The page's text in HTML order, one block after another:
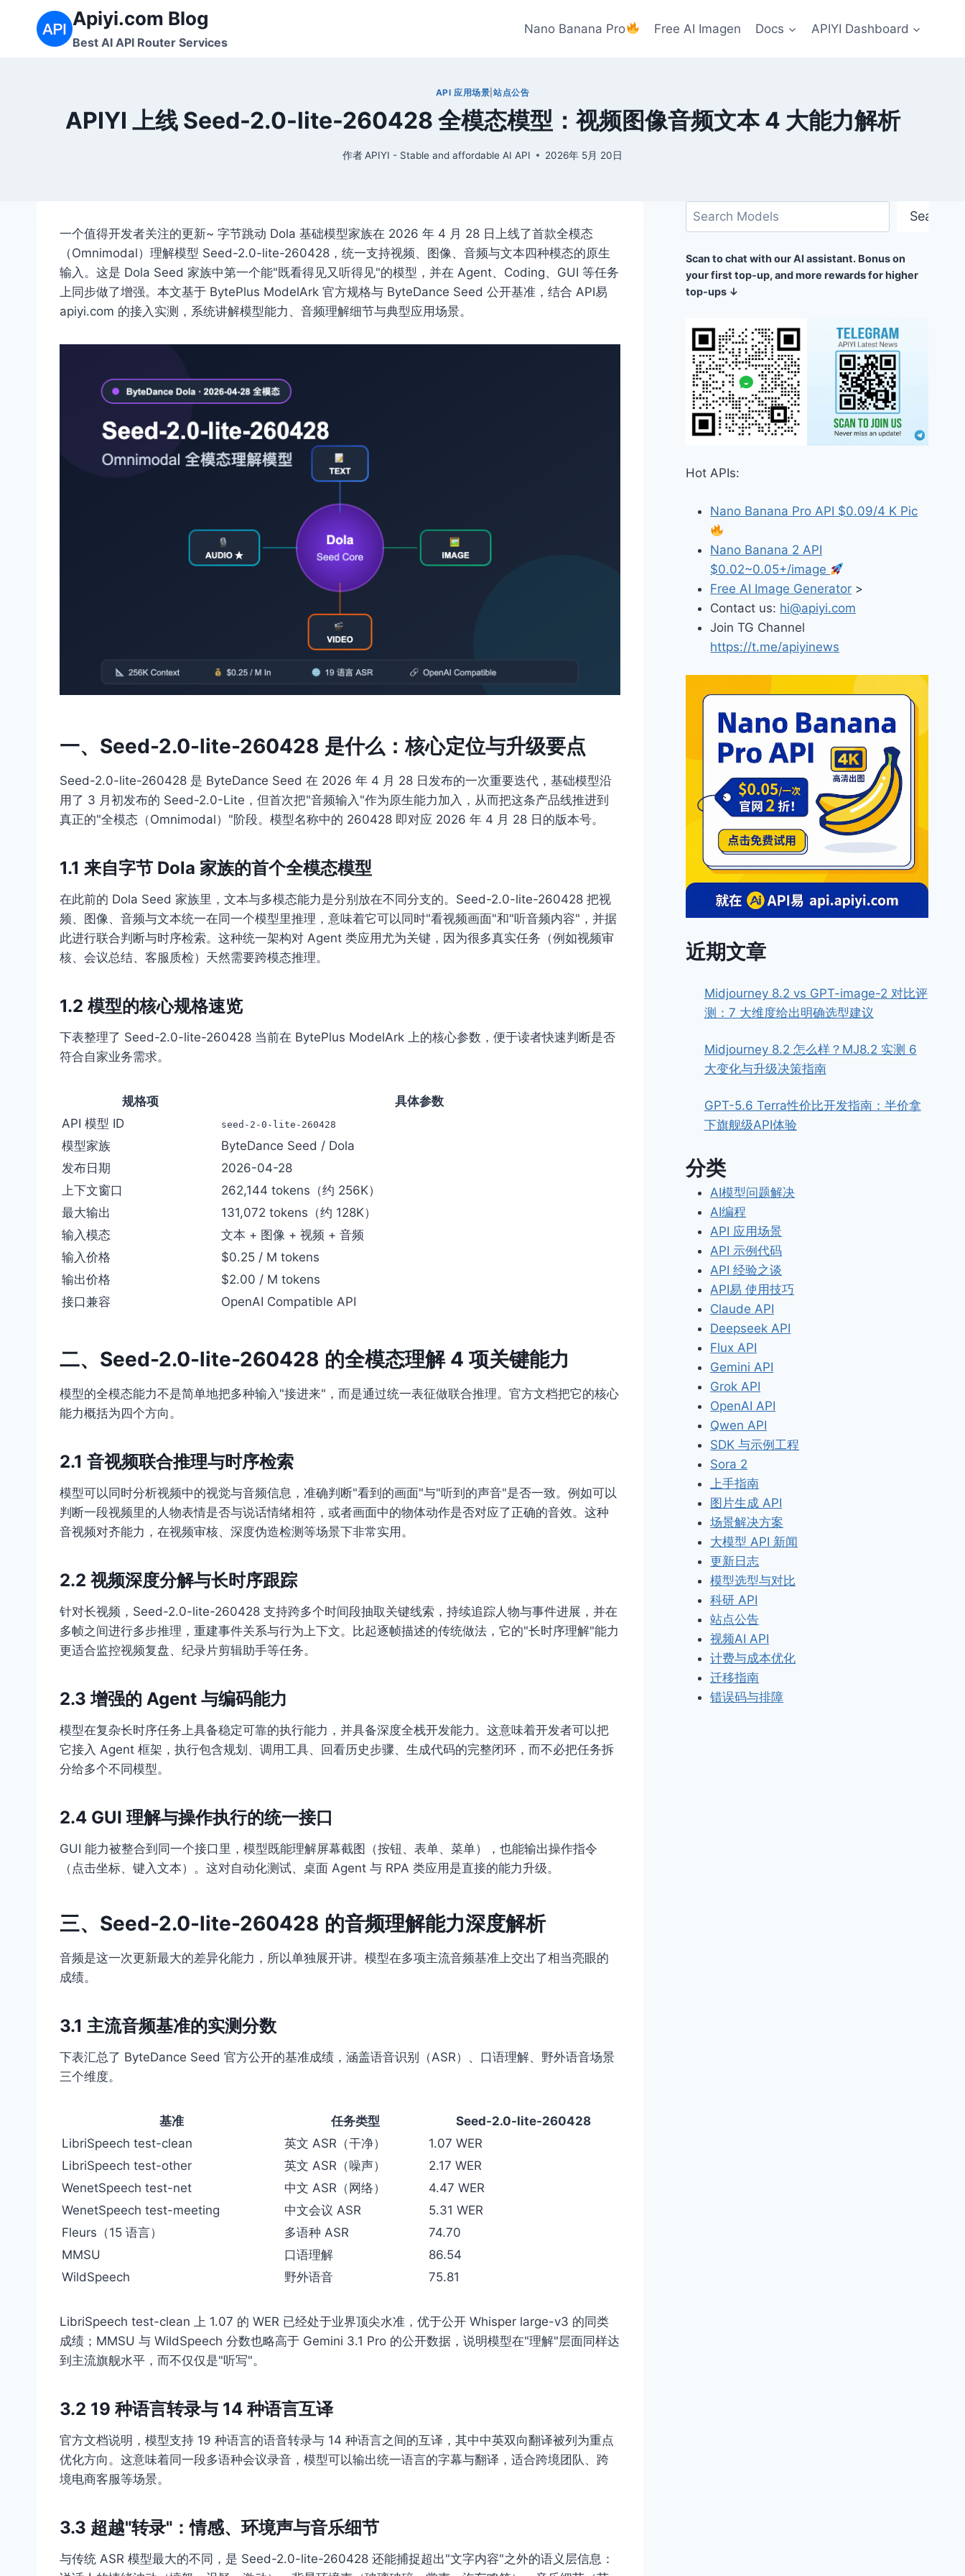
Apiyi.com Blog
Best AI API Router Services
Nano Banana Pro Free AI Imagen Docs APIYI Dashboard
API 应用场景 站点公告
APIYI 上线 Seed-2.0-lite-260428 全模态模型：视频图像音频文本 4 大能力解析
作者 APIYI - Stable and affordable AI API 2026年 5月 20日
一个值得开发者关注的更新~ 字节跳动 Dola 基础模型家族在 2026 年 4 月 28 日上线了首款全模态
（Omnimodal）理解模型 Seed-2.0-lite-260428，统一支持视频、图像、音频与文本四种模态的原生
输入。这是 Dola Seed 家族中第一个能"既看得见又听得见"的模型，并在 Agent、Coding、GUI 等任务
上同步做了增强。本文基于 BytePlus ModelArk 官方规格与 ByteDance Seed 公开基准，结合 API易
apiyi.com 的接入实测，系统讲解模型能力、音频理解细节与典型应用场景。
一、Seed-2.0-lite-260428 是什么：核心定位与升级要点
Seed-2.0-lite-260428 是 ByteDance Seed 在 2026 年 4 月 28 日发布的一次重要迭代，基础模型沿
用了 3 月初发布的 Seed-2.0-Lite，但首次把"音频输入"作为原生能力加入，从而把这条产品线推进到
真正的"全模态（Omnimodal）"阶段。模型名称中的 260428 即对应 2026 年 4 月 28 日的版本号。
1.1 来自字节 Dola 家族的首个全模态模型
在此前的 Dola Seed 家族里，文本与多模态能力是分别放在不同分支的。Seed-2.0-lite-260428 把视
频、图像、音频与文本统一在同一个模型里推理，意味着它可以同时"看视频画面"和"听音频内容"，并据
此进行联合判断与时序检索。这种统一架构对 Agent 类应用尤为关键，因为很多真实任务（例如视频审
核、会议总结、客服质检）天然需要跨模态推理。
1.2 模型的核心规格速览
下表整理了 Seed-2.0-lite-260428 当前在 BytePlus ModelArk 上的核心参数，便于读者快速判断是否
符合自家业务需求。
规格项
具体参数
API 模型 ID
seed-2-0-lite-260428
模型家族
ByteDance Seed / Dola
发布日期
2026-04-28
上下文窗口
262,144 tokens（约 256K）
最大输出
131,072 tokens（约 128K）
输入模态
文本 + 图像 + 视频 + 音频
输入价格
$0.25 / M tokens
输出价格
$2.00 / M tokens
接口兼容
OpenAI Compatible API
二、Seed-2.0-lite-260428 的全模态理解 4 项关键能力
模型的全模态能力不是简单地把多种输入"接进来"，而是通过统一表征做联合推理。官方文档把它的核心
能力概括为四个方向。
2.1 音视频联合推理与时序检索
模型可以同时分析视频中的视觉与音频信息，准确判断"看到的画面"与"听到的声音"是否一致。例如可以
判断一段视频里的人物表情是否与说话情绪相符，或者画面中的物体动作是否对应了正确的音效。这种
音视频对齐能力，在视频审核、深度伪造检测等场景下非常实用。
2.2 视频深度分解与长时序跟踪
针对长视频，Seed-2.0-lite-260428 支持跨多个时间段抽取关键线索，持续追踪人物与事件进展，并在
多帧之间进行多步推理，重建事件关系与行为上下文。比起逐帧描述的传统做法，它的"长时序理解"能力
更适合监控视频复盘、纪录片剪辑助手等任务。
2.3 增强的 Agent 与编码能力
模型在复杂长时序任务上具备稳定可靠的执行能力，并具备深度全栈开发能力。这意味着开发者可以把
它接入 Agent 框架，执行包含规划、调用工具、回看历史步骤、生成代码的完整闭环，而不必把任务拆
分给多个不同模型。
2.4 GUI 理解与操作执行的统一接口
GUI 能力被整合到同一个接口里，模型既能理解屏幕截图（按钮、表单、菜单），也能输出操作指令
（点击坐标、键入文本）。这对自动化测试、桌面 Agent 与 RPA 类应用是直接的能力升级。
三、Seed-2.0-lite-260428 的音频理解能力深度解析
音频是这一次更新最大的差异化能力，所以单独展开讲。模型在多项主流音频基准上交出了相当亮眼的
成绩。
3.1 主流音频基准的实测分数
下表汇总了 ByteDance Seed 官方公开的基准成绩，涵盖语音识别（ASR）、口语理解、野外语音场景
三个维度。
基准 任务类型
Seed-2.0-lite-260428
LibriSpeech test-clean
英文 ASR（干净）
1.07 WER
LibriSpeech test-other
英文 ASR（噪声）
2.17 WER
WenetSpeech test-net
中文 ASR（网络）
4.47 WER
WenetSpeech test-meeting
中文会议 ASR
5.31 WER
Fleurs（15 语言）
多语种 ASR
74.70
MMSU
口语理解
86.54
WildSpeech
野外语音 75.81
LibriSpeech test-clean 上 1.07 的 WER 已经处于业界顶尖水准，优于公开 Whisper large-v3 的同类
成绩；MMSU 与 WildSpeech 分数也略高于 Gemini 3.1 Pro 的公开数据，说明模型在"理解"层面同样达
到主流旗舰水平，而不仅仅是"听写"。
3.2 19 种语言转录与 14 种语言互译
官方文档说明，模型支持 19 种语言的语音转录与 14 种语言之间的互译，其中中英双向翻译被列为重点
优化方向。这意味着同一段多语种会议录音，模型可以输出统一语言的字幕与翻译，适合跨境团队、跨
境电商客服等场景。
3.3 超越"转录"：情感、环境声与音乐细节
与传统 ASR 模型最大的不同，是 Seed-2.0-lite-260428 还能捕捉超出"文字内容"之外的语义层信息：
搜
索
Search
Scan to chat with our AI assistant. Bonus on
your first top-up, and more rewards for higher
top-ups ↓
Hot APIs:
Nano Banana Pro API $0.09/4 K Pic
Nano Banana 2 API
$0.02~0.05+/image
Free AI Image Generator >
Contact us: hi@apiyi.com
Join TG Channel
https://t.me/apiyinews
近期文章
Midjourney 8.2 vs GPT-image-2 对比评
测：7 大维度给出明确选型建议
Midjourney 8.2 怎么样？MJ8.2 实测 6
大变化与升级决策指南
GPT-5.6 Terra性价比开发指南：半价拿
下旗舰级API体验
分类
AI模型问题解决
AI编程
API 应用场景
API 示例代码
API 经验之谈
API易 使用技巧
Claude API
Deepseek API
Flux API
Gemini API
Grok API
OpenAI API
Qwen API
SDK 与示例工程
Sora 2
上手指南
图片生成 API
场景解决方案
大模型 API 新闻
更新日志
模型选型与对比
科研 API
站点公告
视频AI API
计费与成本优化
迁移指南
错误码与排障